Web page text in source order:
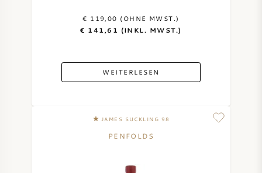
€ 119,00 (OHNE MWST.)
€ 141,61 (INKL. MWST.)
WEITERLESEN
JAMES SUCKLING 98
PENFOLDS